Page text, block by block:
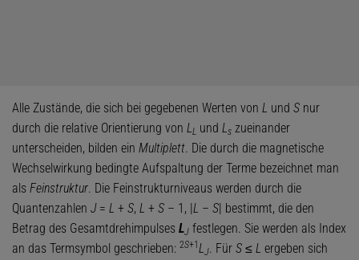
Alle Zustände, die sich bei gegebenen Werten von L und S nur
durch die relative Orientierung von LL und Ls zueinander
unterscheiden, bilden ein Multiplett. Die durch die magnetische
Wechselwirkung bedingte Aufspaltung der Terme bezeichnet man
als Feinstruktur. Die Feinstrukturniveaus werden durch die
Quantenzahlen J= L + S, L + S – 1, | L – S | bestimmt, die den
Betrag des Gesamtdrehimpulses LJ festlegen. Sie werden als Index
an das Termsymbol geschrieben: 2S+1 LJ. Für S ≤ L ergeben sich